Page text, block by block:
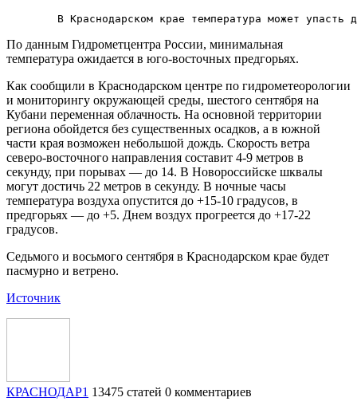
По данным Гидрометцентра России, минимальная
температура ожидается в юго-восточных предгорьях.
Как сообщили в Краснодарском центре по гидрометеорологии
и мониторингу окружающей среды, шестого сентября на
Кубани переменная облачность. На основной территории
региона обойдется без существенных осадков, а в южной
части края возможен небольшой дождь. Скорость ветра
северо-восточного направления составит 4-9 метров в
секунду, при порывах — до 14. В Новороссийске шквалы
могут достичь 22 метров в секунду. В ночные часы
температура воздуха опустится до +15-10 градусов, в
предгорьях — до +5. Днем воздух прогреется до +17-22
градусов.
Седьмого и восьмого сентября в Краснодарском крае будет
пасмурно и ветрено.
Источник
КРАСНОДАР1 13475 статей 0 комментариев